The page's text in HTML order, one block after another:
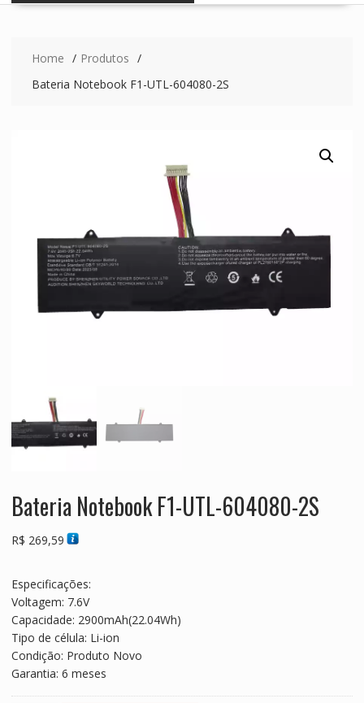
Home
Produtos
Bateria Notebook F1-UTL-604080-2S
Bateria Notebook F1-UTL-604080-2S
R$ 269,59
Especificações:
Voltagem: 7.6V
Capacidade: 2900mAh(22.04Wh)
Tipo de célula: Li-ion
Condição: Produto Novo
Garantia: 6 meses